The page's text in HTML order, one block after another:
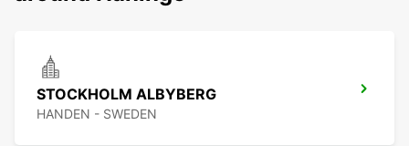
STOCKHOLM ALBYBERG
HANDEN - SWEDEN